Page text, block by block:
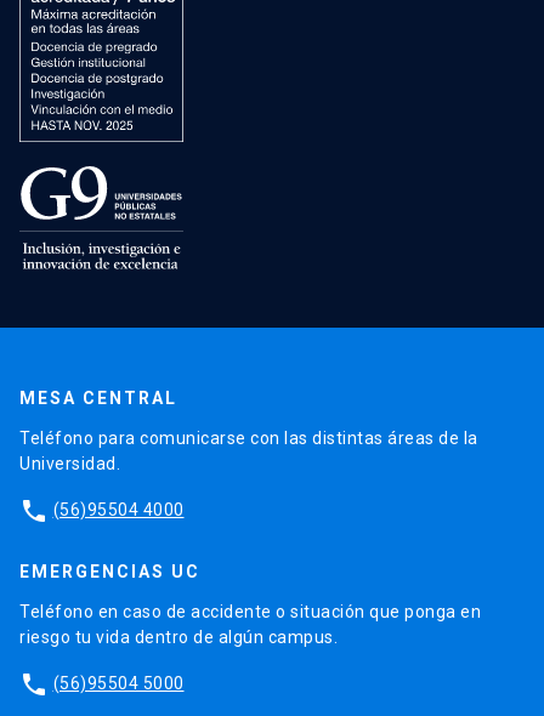
MESA CENTRAL
Teléfono para comunicarse con las distintas áreas de la
Universidad.
phone (56)95504 4000
EMERGENCIAS UC
Teléfono en caso de accidente o situación que ponga en
riesgo tu vida dentro de algún campus.
phone (56)95504 5000